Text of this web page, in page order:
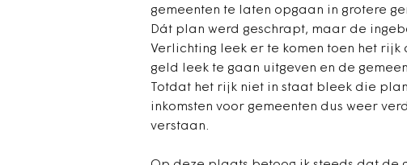
gemeenten te laten opgaan in grotere
Dát plan werd geschrapt, maar de
Verlichting leek er te komen toen het
geld leek te gaan uitgeven en de
Totdat het rijk niet in staat bleek die
inkomsten voor gemeenten dus weer
verstaan.